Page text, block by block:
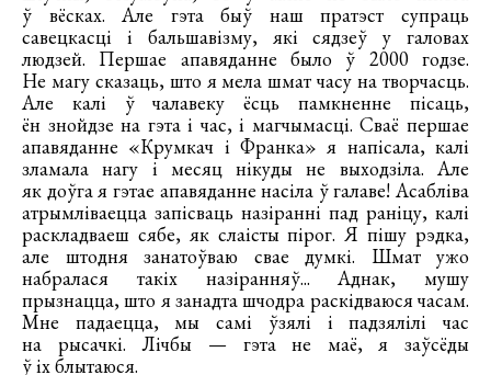
ў вёсках. Але гэта быў наш пратэст супраць
савецкасці і бальшавізму, які сядзеў у галовах
людзей. Першае апавяданне было ў 2000 годзе.
Не магу сказаць, што я мела шмат часу на творчасць.
Але калі ў чалавеку ёсць памкненне пісаць,
ён знойдзе на гэта і час, і магчымасці. Сваё першае
апавяданне «Крумкач і Франка» я напісала, калі
зламала нагу і месяц нікуды не выходзіла. Але
як доўга я гэтае апавяданне насіла ў галаве! Асабліва
атрымліваецца запісваць назіранні пад раніцу, калі
раскладваеш сябе, як слаісты пірог. Я пішу рэдка,
але штодня занатоўваю свае думкі. Шмат ужо
набралася такіх назіранняў... Аднак, мушу
прызнацца, што я занадта шчодра раскідваюся часам.
Мне падаецца, мы самі ўзялі і падзялілі час
на рысачкі. Лічбы — гэта не маё, я заўсёды
ў іх блытаюся.